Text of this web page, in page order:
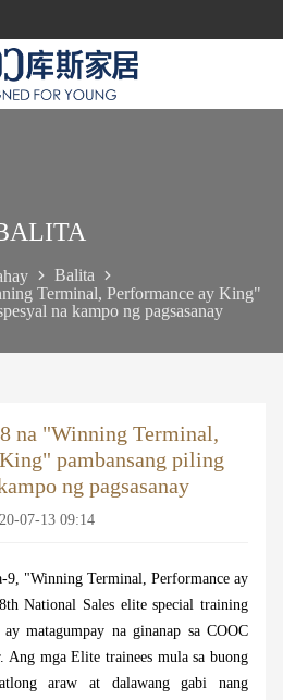
Balita
Terminal, Performance ay King"
na kampo ng pagsasanay
na "Winning Terminal,
pambansang piling
ng pagsasanay
07-13 09:14
9, "Winning Terminal, Performance ay
National Sales elite special training
matagumpay na ginanap sa COOC
Ang mga Elite trainees mula sa buong
araw at dalawang gabi nang